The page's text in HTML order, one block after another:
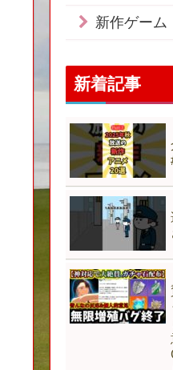
新作ゲーム
新着記事